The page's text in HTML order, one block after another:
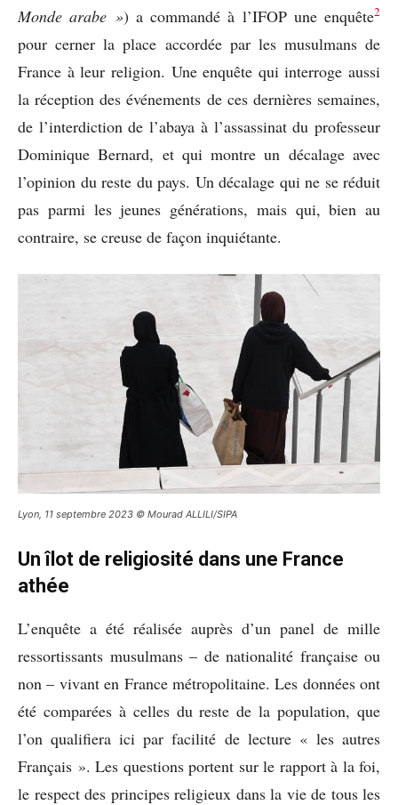
Monde arabe ») a commandé à l’IFOP une enquête2
pour cerner la place accordée par les musulmans de
France à leur religion. Une enquête qui interroge aussi
la réception des événements de ces dernières semaines,
de l’interdiction de l’abaya à l’assassinat du professeur
Dominique Bernard, et qui montre un décalage avec
l’opinion du reste du pays. Un décalage qui ne se réduit
pas parmi les jeunes générations, mais qui, bien au
contraire, se creuse de façon inquiétante.
Lyon, 11 septembre 2023 © Mourad ALLILI/SIPA
Un îlot de religiosité dans une France
athée
L’enquête a été réalisée auprès d’un panel de mille
ressortissants musulmans – de nationalité française ou
non – vivant en France métropolitaine. Les données ont
été comparées à celles du reste de la population, que
l’on qualifiera ici par facilité de lecture « les autres
Français ». Les questions portent sur le rapport à la foi,
le respect des principes religieux dans la vie de tous les